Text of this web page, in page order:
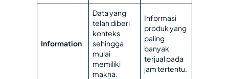
Information
Data yang
telah diberi
konteks
sehingga
mulai
memiliki
makna.
Informasi
produk yang
paling
banyak
terjual pada
jam tertentu.